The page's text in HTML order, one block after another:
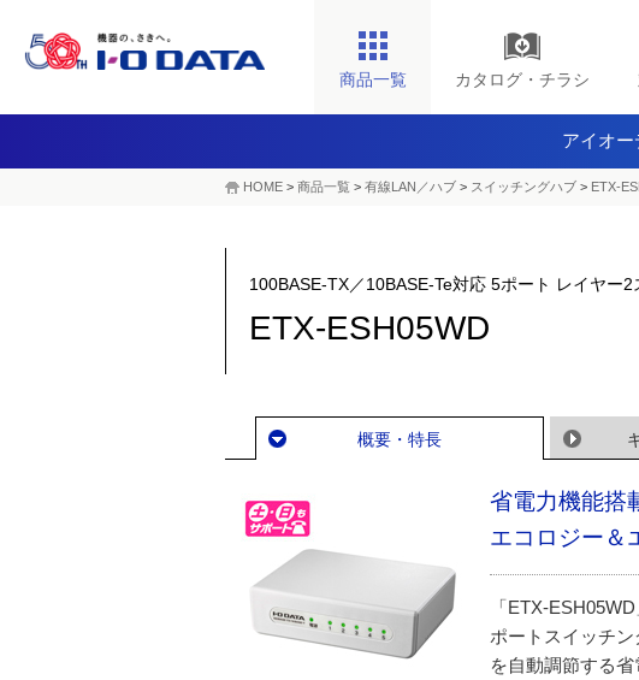
商品一覧 カタログ・チラシ
アイオー
HOME > 商品一覧 > 有線LAN／ハブ > スイッチングハブ > ETX-
100BASE-TX／10BASE-Te対応 5ポート レイヤー
ETX-ESH05WD
概要・特長
省電力機能搭
エコロジー＆
「ETX-
ポートスイッチ
を自動調節する